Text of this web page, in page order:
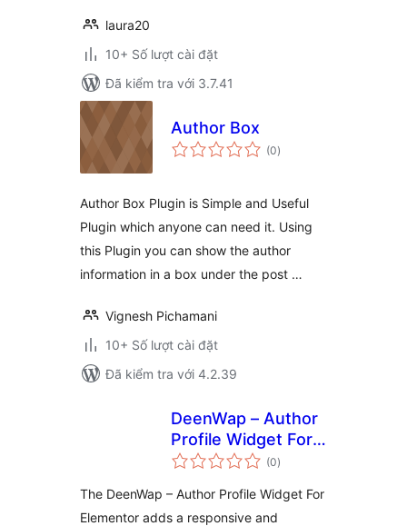
laura20
10+ Số lượt cài đặt
Đã kiểm tra với 3.7.41
Author Box
(0tổng
đánh
)
Author Box Plugin is Simple and Useful
Plugin which anyone can need it. Using
this Plugin you can show the author
information in a box under the post …
Vignesh Pichamani
10+ Số lượt cài đặt
Đã kiểm tra với 4.2.39
DeenWap – Author
Profile Widget For
Elementor
(0tổng
đánh
)
The DeenWap – Author Profile Widget For
Elementor adds a responsive and